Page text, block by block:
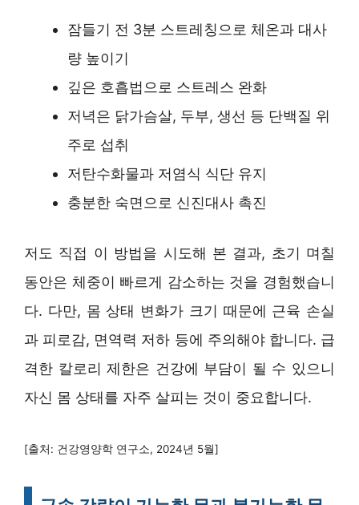
잠들기 전 3분 스트레칭으로 체온과 대사
량 높이기
깊은 호흡법으로 스트레스 완화
저녁은 닭가슴살, 두부, 생선 등 단백질 위
주로 섭취
저탄수화물과 저염식 식단 유지
충분한 숙면으로 신진대사 촉진
저도 직접 이 방법을 시도해 본 결과, 초기 며칠
동안은 체중이 빠르게 감소하는 것을 경험했습니
다. 다만, 몸 상태 변화가 크기 때문에 근육 손실
과 피로감, 면역력 저하 등에 주의해야 합니다. 급
격한 칼로리 제한은 건강에 부담이 될 수 있으니
자신 몸 상태를 자주 살피는 것이 중요합니다.
[출처: 건강영양학 연구소, 2024년 5월]